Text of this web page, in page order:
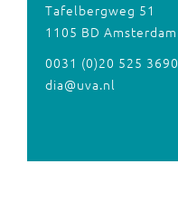
Tafelbergweg 51
1105 BD Amsterdam
0031 (0)20 525 3690
dia@uva.nl